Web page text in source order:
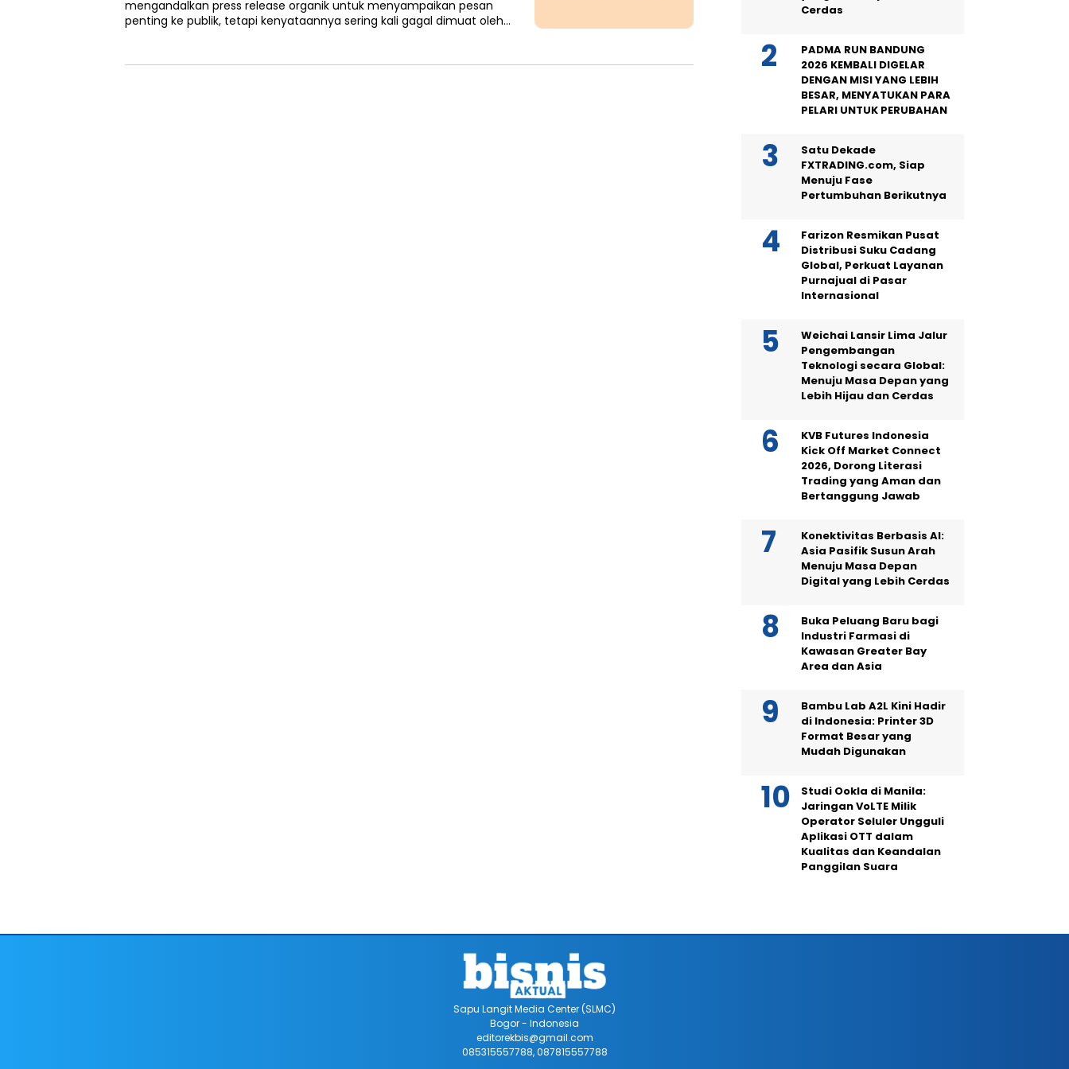
mengandalkan press release organik untuk menyampaikan pesan
penting ke publik, tetapi kenyataannya sering kali gagal dimuat oleh…
Cerdas
PADMA RUN BANDUNG
2026 KEMBALI DIGELAR
DENGAN MISI YANG LEBIH
BESAR, MENYATUKAN PARA
PELARI UNTUK PERUBAHAN
Satu Dekade
FXTRADING.com, Siap
Menuju Fase
Pertumbuhan Berikutnya
Farizon Resmikan Pusat
Distribusi Suku Cadang
Global, Perkuat Layanan
Purnajual di Pasar
Internasional
Weichai Lansir Lima Jalur
Pengembangan
Teknologi secara Global:
Menuju Masa Depan yang
Lebih Hijau dan Cerdas
KVB Futures Indonesia
Kick Off Market Connect
2026, Dorong Literasi
Trading yang Aman dan
Bertanggung Jawab
Konektivitas Berbasis AI:
Asia Pasifik Susun Arah
Menuju Masa Depan
Digital yang Lebih Cerdas
Buka Peluang Baru bagi
Industri Farmasi di
Kawasan Greater Bay
Area dan Asia
Bambu Lab A2L Kini Hadir
di Indonesia: Printer 3D
Format Besar yang
Mudah Digunakan
Studi Ookla di Manila:
Jaringan VoLTE Milik
Operator Seluler Ungguli
Aplikasi OTT dalam
Kualitas dan Keandalan
Panggilan Suara
Sapu Langit Media Center (SLMC)
Bogor - Indonesia
editorekbis@gmail.com
085315557788, 087815557788